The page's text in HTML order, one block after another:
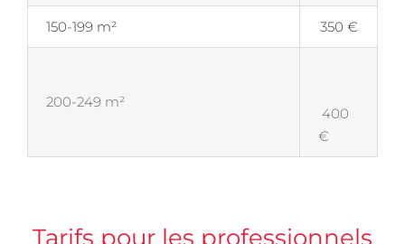
150-199 m² 350 €
200-249 m²
400
€
Tarifs pour les professionnels